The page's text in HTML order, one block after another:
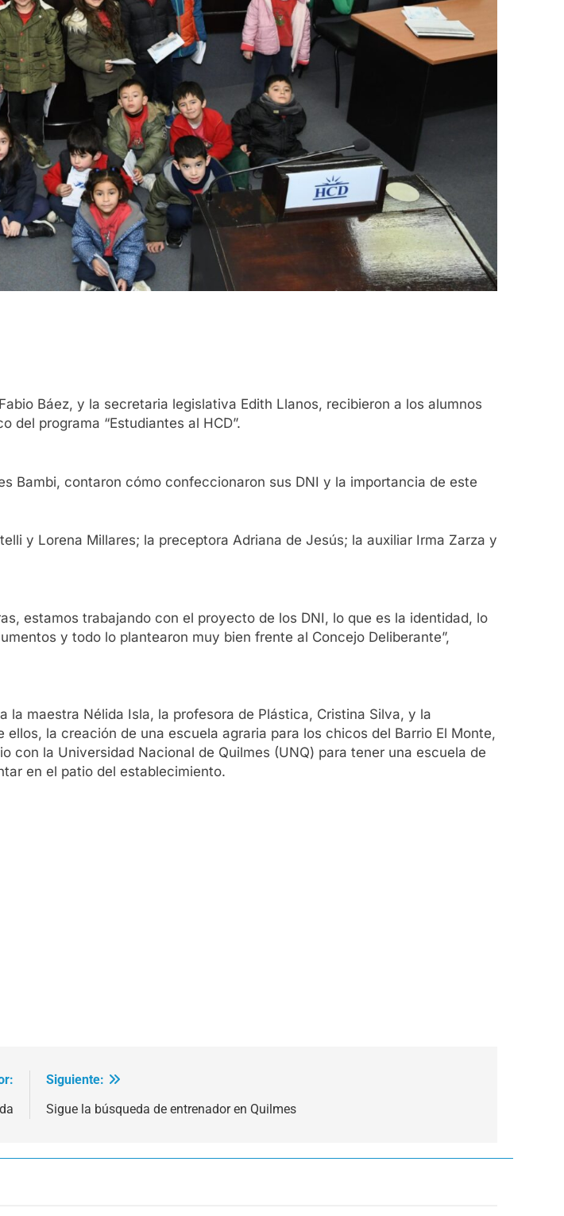
Báez, y la secretaria legislativa Edith Llanos, recibieron a los alumnos
del programa “Estudiantes al HCD”.
Bambi, contaron cómo confeccionaron sus DNI y la importancia de este
y Lorena Millares; la preceptora Adriana de Jesús; la auxiliar Irma Zarza y
estamos trabajando con el proyecto de los DNI, lo que es la identidad, lo
y todo lo plantearon muy bien frente al Concejo Deliberante”,
la maestra Nélida Isla, la profesora de Plástica, Cristina Silva, y la
la creación de una escuela agraria para los chicos del Barrio El Monte,
con la Universidad Nacional de Quilmes (UNQ) para tener una escuela de
en el patio del establecimiento.
Siguiente:
Sigue la búsqueda de entrenador en Quilmes